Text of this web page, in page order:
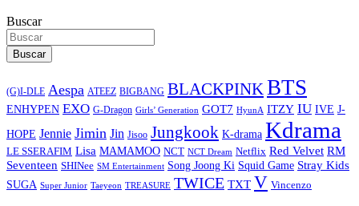
Buscar
Buscar
(G)I-DLE Aespa ATEEZ BIGBANG BLACKPINKBTS
ENHYPEN EXO G-Dragon Girls’ Generation GOT7 HyunA ITZY IU IVE J-
HOPE Jennie Jimin Jin Jisoo Jungkook K-drama Kdrama
LE SSERAFIM Lisa MAMAMOO NCT NCT Dream Netflix Red Velvet RM
Seventeen SHINee SM Entertainment Song Joong Ki Squid Game Stray Kids
SUGA Super Junior Taeyeon TREASURE TWICE TXT V Vincenzo